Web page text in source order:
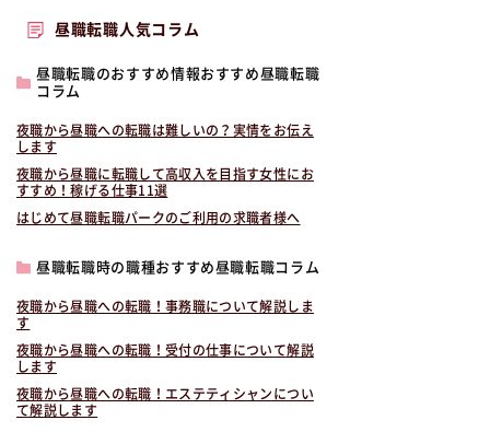
昼職転職人気コラム
昼職転職のおすすめ情報おすすめ昼職転職
コラム
夜職から昼職への転職は難しいの？実情をお伝え
します
夜職から昼職に転職して高収入を目指す女性にお
すすめ！稼げる仕事11選
はじめて昼職転職パークのご利用の求職者様へ
昼職転職時の職種おすすめ昼職転職コラム
夜職から昼職への転職！事務職について解説しま
す
夜職から昼職への転職！受付の仕事について解説
します
夜職から昼職への転職！エステティシャンについ
て解説します